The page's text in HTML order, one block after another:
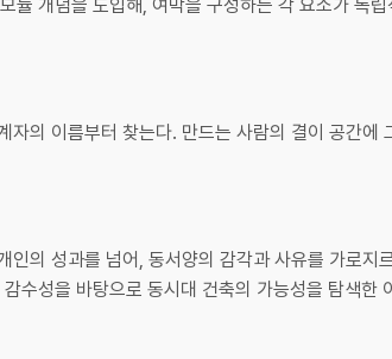
듈 개념을 도입해, 여막을 구성하는 각 요소가 독
의 이름부터 찾는다. 만드는 사람의 결이 공간에
의 성과를 넘어, 동서양의 감각과 사유를 가로지
수성을 바탕으로 동시대 건축의 가능성을 탐색